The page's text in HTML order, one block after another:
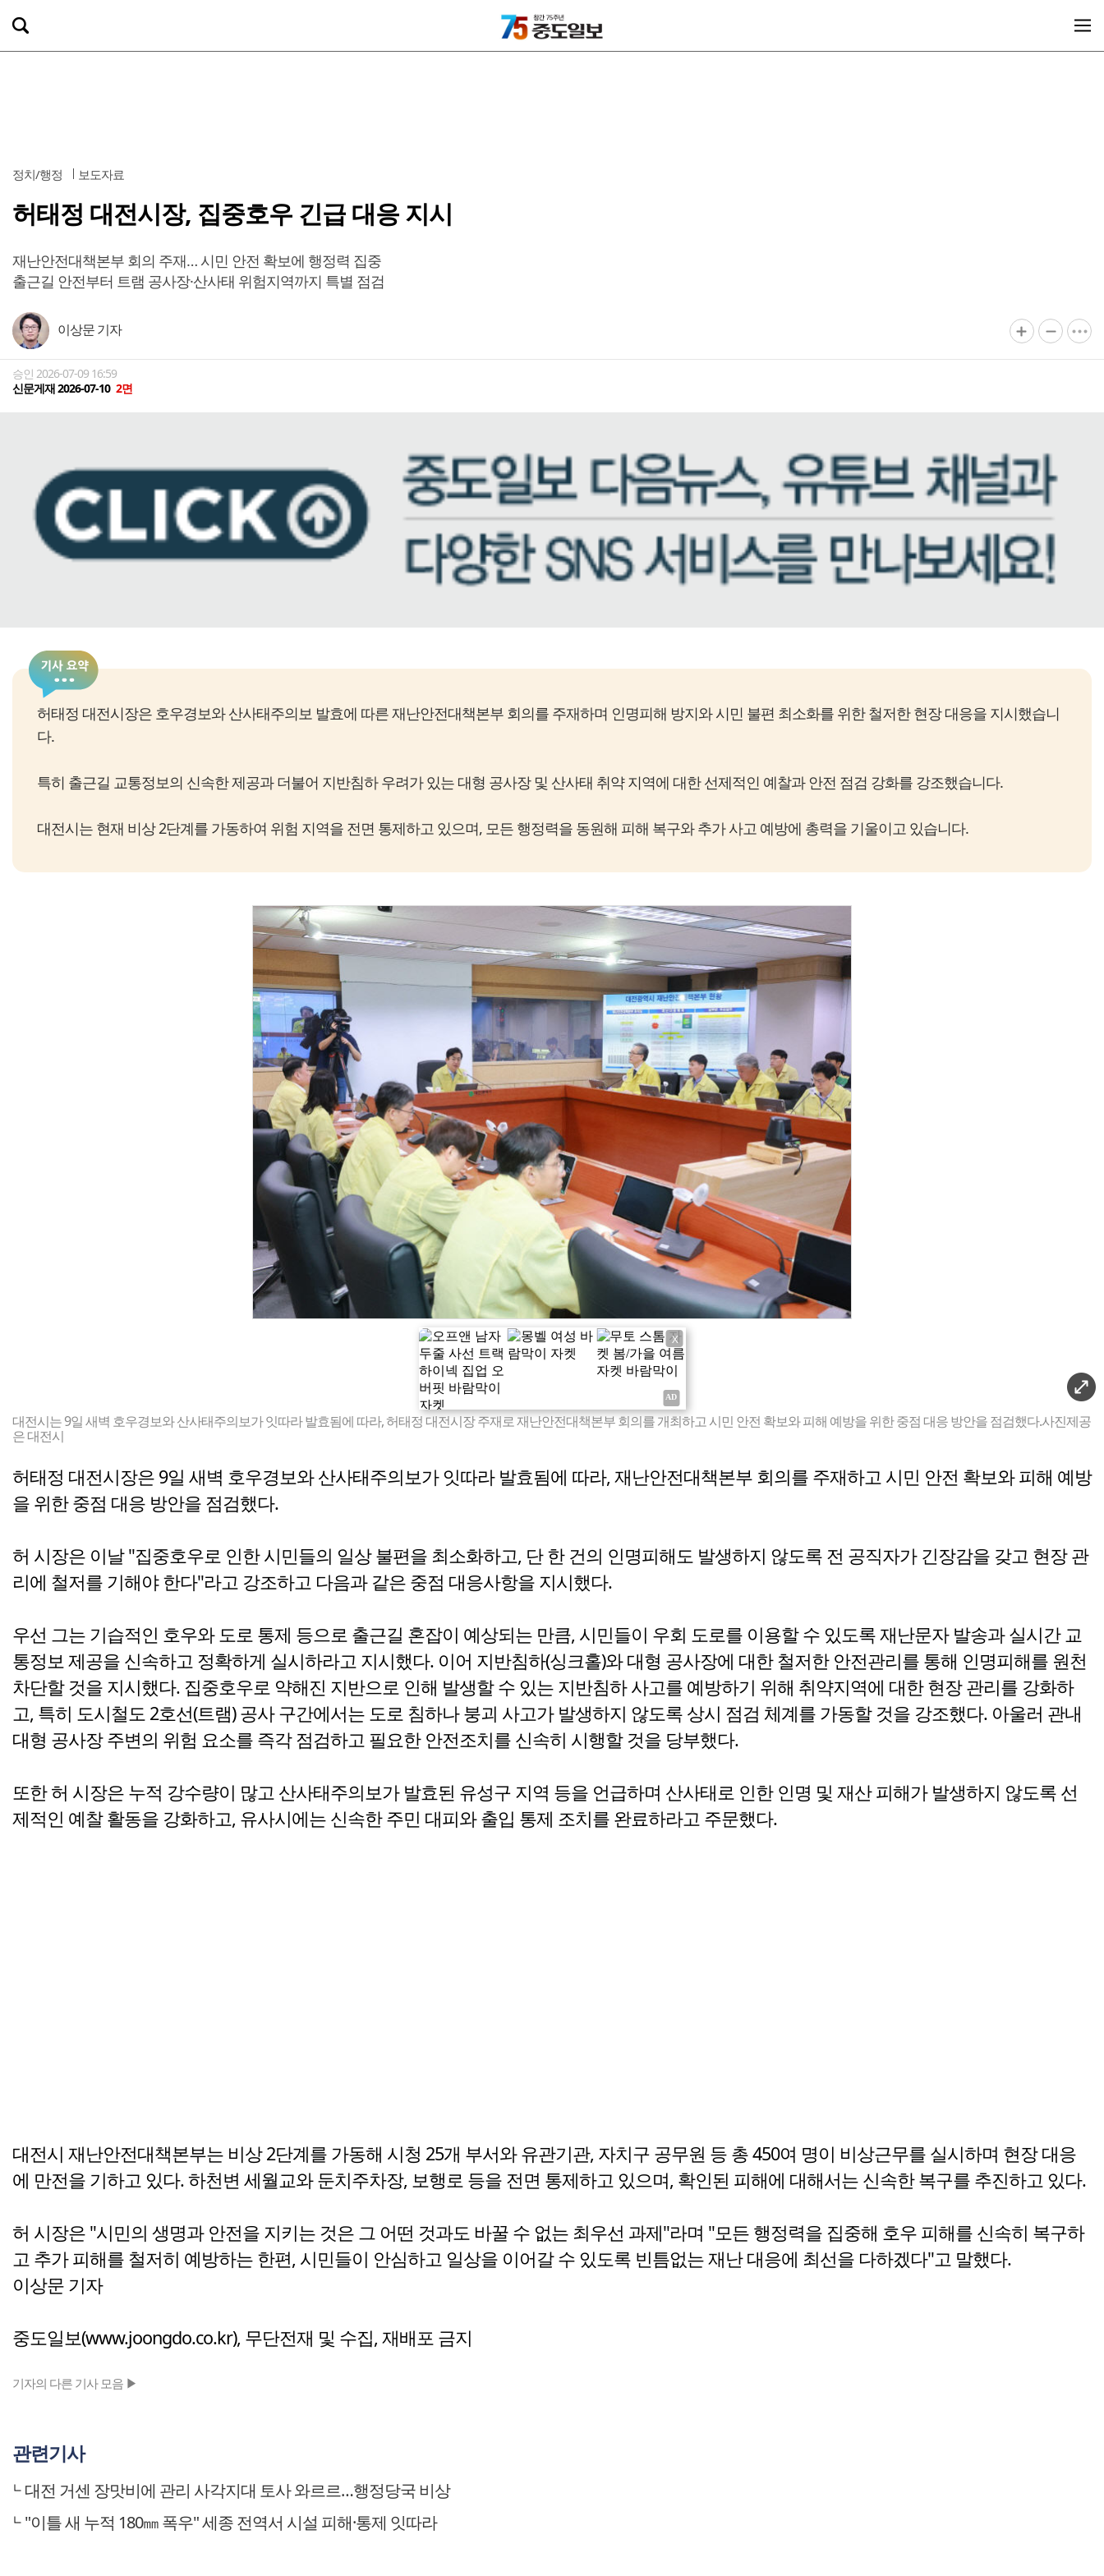
정치/행정 보도자료
허태정 대전시장, 집중호우 긴급 대응 지시
재난안전대책본부 회의 주재… 시민 안전 확보에 행정력 집중
출근길 안전부터 트램 공사장·산사태 위험지역까지 특별 점검
이상문 기자
승인 2026-07-09 16:59
신문게재 2026-07-10 2면
허태정 대전시장은 호우경보와 산사태주의보 발효에 따른 재난안전대책본부 회의를 주재하며 인명피해 방지와 시민 불편 최소화를 위한 철저한 현장 대응을 지시했습니
다.
특히 출근길 교통정보의 신속한 제공과 더불어 지반침하 우려가 있는 대형 공사장 및 산사태 취약 지역에 대한 선제적인 예찰과 안전 점검 강화를 강조했습니다.
대전시는 현재 비상 2단계를 가동하여 위험 지역을 전면 통제하고 있으며, 모든 행정력을 동원해 피해 복구와 추가 사고 예방에 총력을 기울이고 있습니다.
X
대전시는 9일 새벽 호우경보와 산사태주의보가 잇따라 발효됨에 따라, 허태정 대전시장 주재로 재난안전대책본부 회의를 개최하고 시민 안전 확보와 피해 예방을 위한 중점 대응 방안을 점검했다.사진제공
은 대전시
허태정 대전시장은 9일 새벽 호우경보와 산사태주의보가 잇따라 발효됨에 따라, 재난안전대책본부 회의를 주재하고 시민 안전 확보와 피해 예방
을 위한 중점 대응 방안을 점검했다.
허 시장은 이날 "집중호우로 인한 시민들의 일상 불편을 최소화하고, 단 한 건의 인명피해도 발생하지 않도록 전 공직자가 긴장감을 갖고 현장 관
리에 철저를 기해야 한다"라고 강조하고 다음과 같은 중점 대응사항을 지시했다.
우선 그는 기습적인 호우와 도로 통제 등으로 출근길 혼잡이 예상되는 만큼, 시민들이 우회 도로를 이용할 수 있도록 재난문자 발송과 실시간 교
통정보 제공을 신속하고 정확하게 실시하라고 지시했다. 이어 지반침하(싱크홀)와 대형 공사장에 대한 철저한 안전관리를 통해 인명피해를 원천
차단할 것을 지시했다. 집중호우로 약해진 지반으로 인해 발생할 수 있는 지반침하 사고를 예방하기 위해 취약지역에 대한 현장 관리를 강화하
고, 특히 도시철도 2호선(트램) 공사 구간에서는 도로 침하나 붕괴 사고가 발생하지 않도록 상시 점검 체계를 가동할 것을 강조했다. 아울러 관내
대형 공사장 주변의 위험 요소를 즉각 점검하고 필요한 안전조치를 신속히 시행할 것을 당부했다.
또한 허 시장은 누적 강수량이 많고 산사태주의보가 발효된 유성구 지역 등을 언급하며 산사태로 인한 인명 및 재산 피해가 발생하지 않도록 선
제적인 예찰 활동을 강화하고, 유사시에는 신속한 주민 대피와 출입 통제 조치를 완료하라고 주문했다.
대전시 재난안전대책본부는 비상 2단계를 가동해 시청 25개 부서와 유관기관, 자치구 공무원 등 총 450여 명이 비상근무를 실시하며 현장 대응
에 만전을 기하고 있다. 하천변 세월교와 둔치주차장, 보행로 등을 전면 통제하고 있으며, 확인된 피해에 대해서는 신속한 복구를 추진하고 있다.
허 시장은 "시민의 생명과 안전을 지키는 것은 그 어떤 것과도 바꿀 수 없는 최우선 과제"라며 "모든 행정력을 집중해 호우 피해를 신속히 복구하
고 추가 피해를 철저히 예방하는 한편, 시민들이 안심하고 일상을 이어갈 수 있도록 빈틈없는 재난 대응에 최선을 다하겠다"고 말했다.
이상문 기자
중도일보(www.joongdo.co.kr), 무단전재 및 수집, 재배포 금지
기자의 다른 기사 모음 ▶
관련기사
대전 거센 장맛비에 관리 사각지대 토사 와르르…행정당국 비상
"이틀 새 누적 180㎜ 폭우" 세종 전역서 시설 피해·통제 잇따라